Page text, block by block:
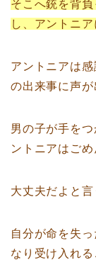
そこへ銃を背
し、アントニア
アントニアは
の出来事に声が
男の子が手を
ントニアはご
大丈夫だよと言
自分が命を失
なり受け入れ